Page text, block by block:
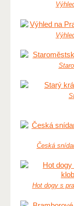
Česká
Hot dogy s